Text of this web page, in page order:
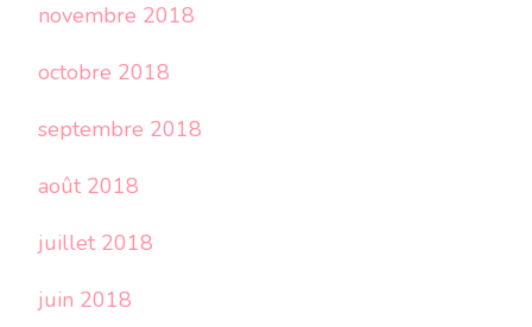
novembre 2018
octobre 2018
septembre 2018
août 2018
juillet 2018
juin 2018